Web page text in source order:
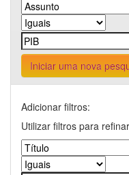
Iniciar uma nova
Adicionar filtros:
Utilizar filtros para